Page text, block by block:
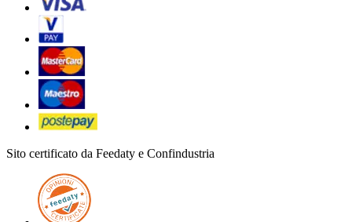
Sito certificato da Feedaty e Confindustria